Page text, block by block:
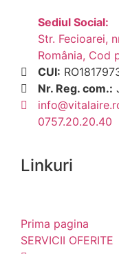
Sediul Social:
Str. Fecioarei,
România, Cod
CUI:
Nr. Reg. com.:
0757.20.20.40
Linkuri
Prima pagina
SERVICII OFERITE